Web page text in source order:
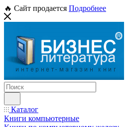
🔥 Сайт продается Подробнее
Каталог
Книги компьютерные